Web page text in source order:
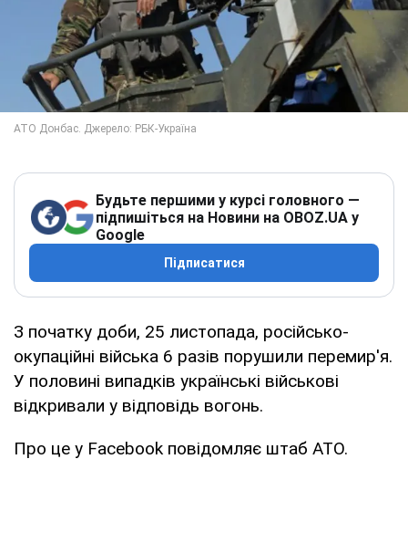
Будьте першими у курсі головного —
підпишіться на Новини на OBOZ.UA у
Google
Підписатися
З початку доби, 25 листопада, російсько-
окупаційні війська 6 разів порушили перемир'я.
У половині випадків українські військові
відкривали у відповідь вогонь.
Про це у Facebook повідомляє штаб АТО.